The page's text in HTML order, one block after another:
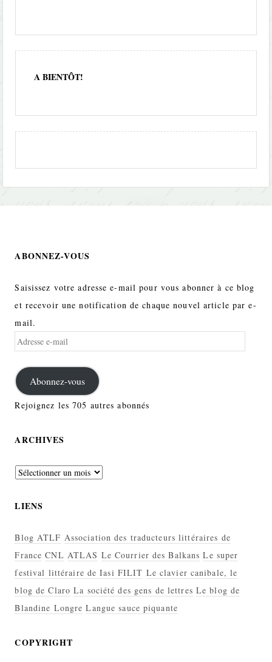
A BIENTÔT!
ABONNEZ-VOUS
Saisissez votre adresse e-mail pour vous abonner à ce blog
et recevoir une notification de chaque nouvel article par e-
mail.
Adresse
mail
Abonnez-vous
Rejoignez les 705 autres abonnés
ARCHIVES
Archives
LIENS
Blog ATLF Association des traducteurs littéraires de
France CNL ATLAS Le Courrier des Balkans Le super
festival littéraire de Iasi FILIT Le clavier canibale, le
blog de Claro La société des gens de lettres Le blog de
Blandine Longre Langue sauce piquante
COPYRIGHT